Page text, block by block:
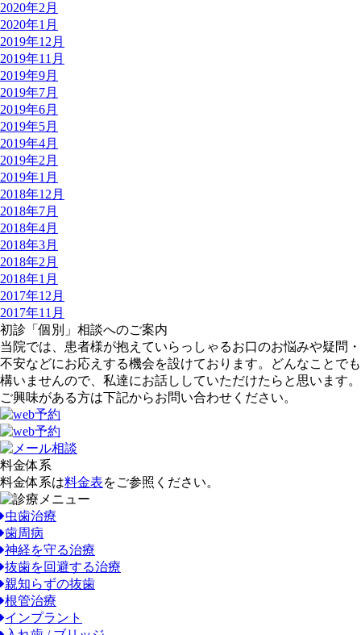
2020年2月
2020年1月
2019年12月
2019年11月
2019年9月
2019年7月
2019年6月
2019年5月
2019年4月
2019年2月
2019年1月
2018年12月
2018年7月
2018年4月
2018年3月
2018年2月
2018年1月
2017年12月
2017年11月
初診「個別」相談へのご案内
当院では、患者様が抱えていらっしゃるお口のお悩みや疑問・
不安などにお応えする機会を設けております。どんなことでも
構いませんので、私達にお話ししていただけたらと思います。
ご興味がある方は下記からお問い合わせください。
料金体系
料金体系は料金表をご参照ください。
虫歯治療
歯周病
神経を守る治療
抜歯を回避する治療
親知らずの抜歯
根管治療
インプラント